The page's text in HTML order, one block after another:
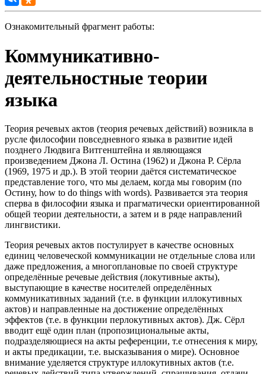
Ознакомительный фрагмент работы:
Коммуникативно-
деятельностные теории
языка
Теория речевых актов (теория речевых действий) возникла в
русле философии повседневного языка в развитие идей
позднего Людвига Витгенштейна и являющаяся
произведением Джона Л. Остина (1962) и Джона Р. Сёрла
(1969, 1975 и др.). В этой теории даётся систематическое
представление того, что мы делаем, когда мы говорим (по
Остину, how to do things with words). Развивается эта теория
сперва в философии языка и прагматически ориентированной
общей теории деятельности, а затем и в ряде направлений
лингвистики.
Теория речевых актов постулирует в качестве основных
единиц человеческой коммуникации не отдельные слова или
даже предложения, а многоплановые по своей структуре
определённые речевые действия (локутивные акты),
выступающие в качестве носителей определённых
коммуникативных заданий (т.е. в функции иллокутивных
актов) и направленные на достижение определённых
эффектов (т.е. в функции перлокутивных актов). Дж. Сёрл
вводит ещё один план (пропозициональные акты,
подразделяющиеся на акты референции, т.е отнесения к миру,
и акты предикации, т.е. высказывания о мире). Основное
внимание уделяется структуре иллокутивных актов (т.е.